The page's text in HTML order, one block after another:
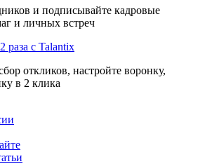
и подписывайте кадровые
и личных встреч
раза с Talantix
откликов, настройте воронку,
в 2 клика